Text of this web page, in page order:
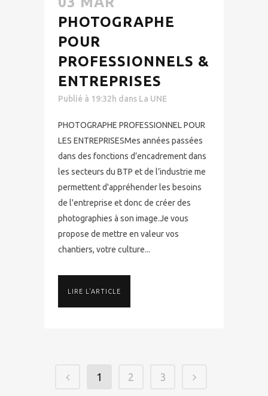
PHOTOGRAPHE
POUR
PROFESSIONNELS &
ENTREPRISES
Publié à 19:32h dans La UNE
PHOTOGRAPHE PROFESSIONNEL POUR
LES ENTREPRISESMes années passées
dans des fonctions d’encadrement dans
les secteurs du BTP et de l’industrie me
permettent d'appréhender les besoins
de l'entreprise et donc de créer des
photographies à son image.Je vous
propose de mettre en valeur vos
chantiers, votre culture...
LIRE L'ARTICLE
1 2 3